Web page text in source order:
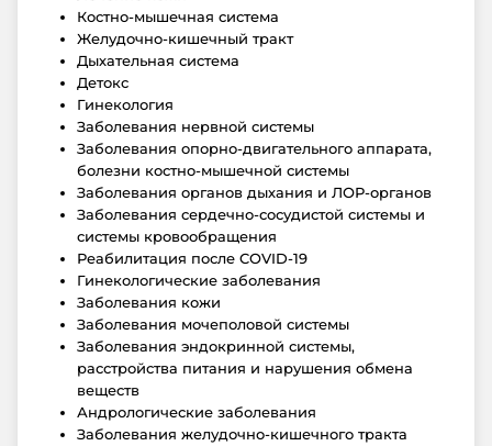
Костно-мышечная система
Желудочно-кишечный тракт
Дыхательная система
Детокс
Гинекология
Заболевания нервной системы
Заболевания опорно-двигательного аппарата,
болезни костно-мышечной системы
Заболевания органов дыхания и ЛОР-органов
Заболевания сердечно-сосудистой системы и
системы кровообращения
Реабилитация после COVID-19
Гинекологические заболевания
Заболевания кожи
Заболевания мочеполовой системы
Заболевания эндокринной системы,
расстройства питания и нарушения обмена
веществ
Андрологические заболевания
Заболевания желудочно-кишечного тракта